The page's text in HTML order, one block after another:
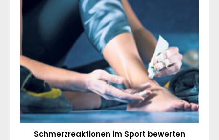
Schmerzreaktionen im Sport bewerten